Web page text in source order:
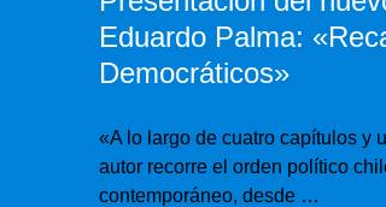
Eduardo Palma:
Democráticos»
«A lo largo de cuatro capítulos y
autor recorre el orden político
contemporáneo, desde …